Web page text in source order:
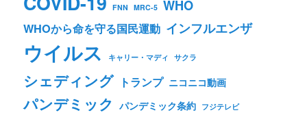
FNN MRC-5 WHO
WHOから命を守る国民運動 インフルエンザ
ウイルス キャリー・マディ サクラ
シェディング トランプ ニコニコ動画
パンデミック パンデミック条約 フジテレビ